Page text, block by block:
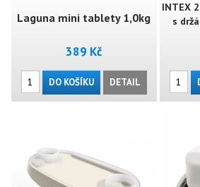
Laguna mini tablety 1,0kg
389 Kč
DO KOŠÍKU DETAIL
INTEX
s